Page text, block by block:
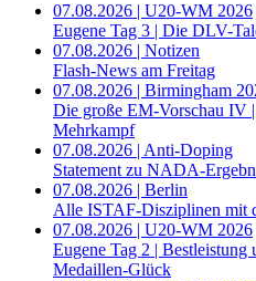
07.08.2026 | U20-WM 2026
Eugene Tag 3 | Die DLV-
07.08.2026 | Notizen
Flash-News am Freitag
07.08.2026 | Birmingham
Die große EM-Vorschau IV
Mehrkampf
07.08.2026 | Anti-Doping
Statement zu NADA-
07.08.2026 | Berlin
Alle ISTAF-Disziplinen mit
07.08.2026 | U20-WM 2026
Eugene Tag 2 |
Medaillen-Glück